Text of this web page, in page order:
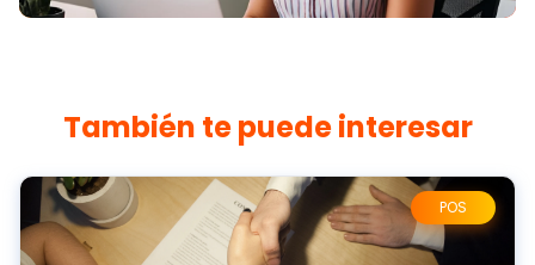
También te puede interesar
POS